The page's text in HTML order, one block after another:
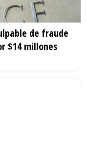
de fraude
$14 millones